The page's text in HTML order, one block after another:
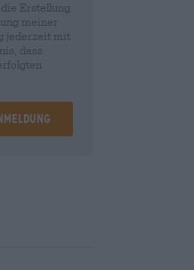
Erstellung
meiner
jederzeit mit
dass